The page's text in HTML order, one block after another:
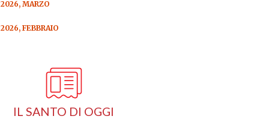
2026, MARZO
2026, FEBBRAIO
IL SANTO DI OGGI